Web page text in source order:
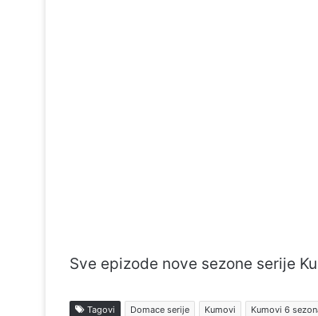
Sve epizode nove sezone serije
Tagovi Domace serije Kumovi Kumovi 6